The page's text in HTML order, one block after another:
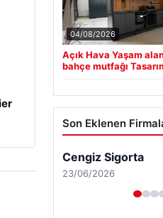
04/08/2026
Açık Hava Yaşam
bahçe mutfağı
Son Eklenen
Cengiz Sigorta
23/06/2026